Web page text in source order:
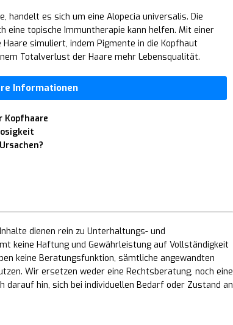
handelt es sich um eine Alopecia universalis. Die
eine topische Immuntherapie kann helfen. Mit einer
simuliert, indem Pigmente in die Kopfhaut
Totalverlust der Haare mehr Lebensqualität.
Informationen
Kopfhaare
dienen rein zu Unterhaltungs- und
keine Haftung und Gewährleistung auf Vollständigkeit
keine Beratungsfunktion, sämtliche angewandten
Wir ersetzen weder eine Rechtsberatung, noch eine
darauf hin, sich bei individuellen Bedarf oder Zustand an